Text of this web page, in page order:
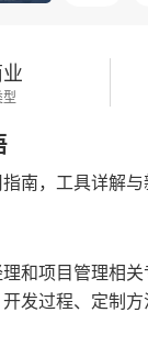
型
南，工具详解与
和项目管理相
发过程、定制方